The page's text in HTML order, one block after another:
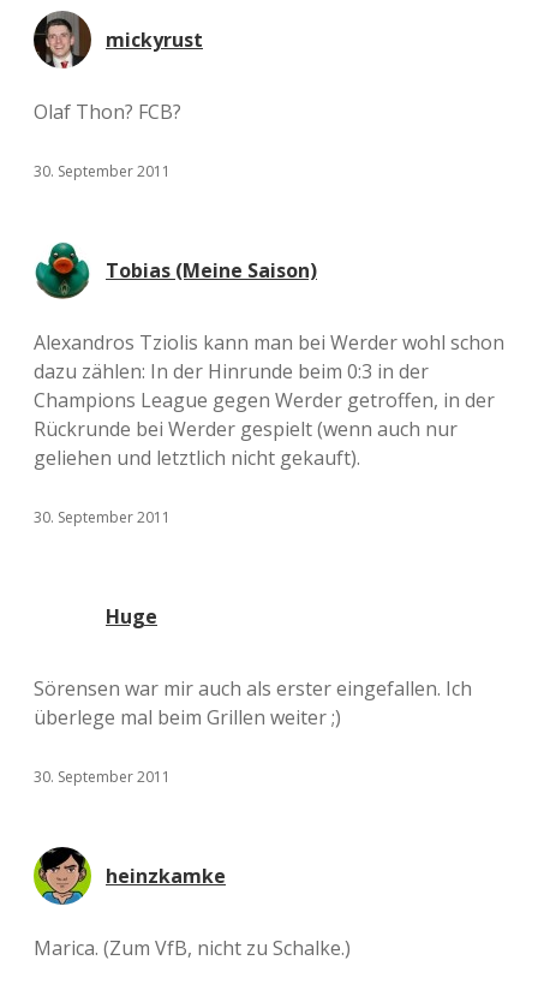
mickyrust
Olaf Thon? FCB?
30. September 2011
Tobias (Meine Saison)
Alexandros Tziolis kann man bei Werder wohl schon
dazu zählen: In der Hinrunde beim 0:3 in der
Champions League gegen Werder getroffen, in der
Rückrunde bei Werder gespielt (wenn auch nur
geliehen und letztlich nicht gekauft).
30. September 2011
Huge
Sörensen war mir auch als erster eingefallen. Ich
überlege mal beim Grillen weiter ;)
30. September 2011
heinzkamke
Marica. (Zum VfB, nicht zu Schalke.)